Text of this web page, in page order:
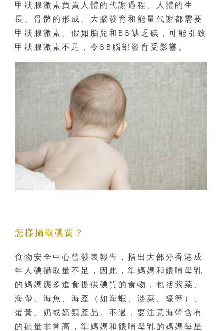
甲狀腺激素負責人體的代謝過程。人體的生
長、骨骼的形成、大腦發育和能量代謝都需要
甲狀腺激素。假如胎兒和BB缺乏碘，可能引致
甲狀腺激素不足，令BB腦部發育受影響。
怎樣攝取碘質？
食物安全中心曾發表報告，指出大部分香港成
年人碘攝取量不足，因此，準媽媽和餵哺母乳
的媽媽應多進食提供碘質的食物，包括紫菜、
海帶、海魚、海產（如海蝦、淡菜、蠔等）、
蛋黃、奶或奶類產品。不過，要注意海帶含有
的碘量非常高，準媽媽和餵哺母乳的媽媽每星